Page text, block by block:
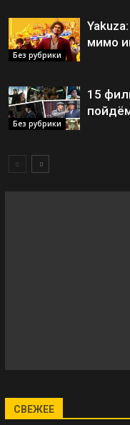
Без рубрики
мимо
Без рубрики
15
СВЕЖЕЕ